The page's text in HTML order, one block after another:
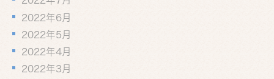
2022年6月
2022年5月
2022年4月
2022年3月